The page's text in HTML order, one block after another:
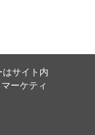
はサイト内
ーケティ